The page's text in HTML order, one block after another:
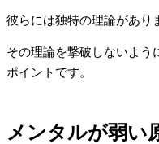
彼らには独特の理論があり
その理論を撃破しないよう
ポイントです。
メンタルが弱い